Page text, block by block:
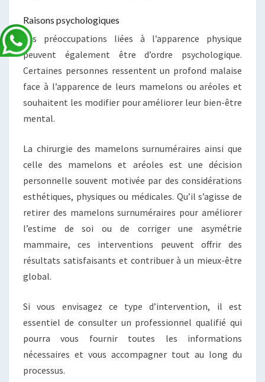
Raisons psychologiques
Les préoccupations liées à l’apparence physique
peuvent également être d’ordre psychologique.
Certaines personnes ressentent un profond malaise
face à l’apparence de leurs mamelons ou aréoles et
souhaitent les modifier pour améliorer leur bien-être
mental.
La chirurgie des mamelons surnuméraires ainsi que
celle des mamelons et aréoles est une décision
personnelle souvent motivée par des considérations
esthétiques, physiques ou médicales. Qu’il s’agisse de
retirer des mamelons surnuméraires pour améliorer
l’estime de soi ou de corriger une asymétrie
mammaire, ces interventions peuvent offrir des
résultats satisfaisants et contribuer à un mieux-être
global.
Si vous envisagez ce type d’intervention, il est
essentiel de consulter un professionnel qualifié qui
pourra vous fournir toutes les informations
nécessaires et vous accompagner tout au long du
processus.